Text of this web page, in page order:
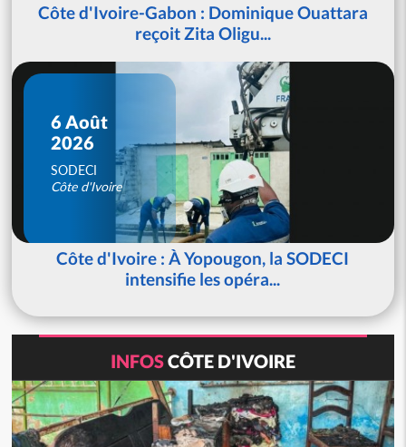
Côte d'Ivoire-Gabon : Dominique Ouattara
reçoit Zita Oligu...
6 Août
2026
SODECI
Côte d'Ivoire
Côte d'Ivoire : À Yopougon, la SODECI
intensifie les opéra...
INFOSCÔTE D'IVOIRE